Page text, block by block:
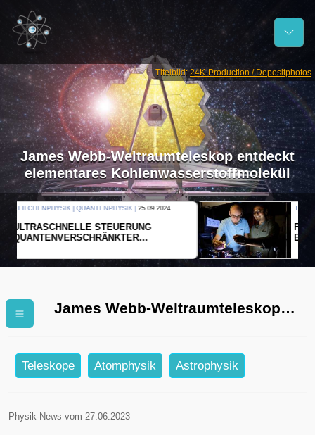
Titelbild:24K-Production / Depositphotos
James Webb-Weltraumteleskop entdeckt
elementares Kohlenwasserstoffmolekül
THERMODYNAMIK | WELLENLEHRE |23.09.2024
FORSCHER ERZEUGEN
EINDIMENSIONALES GAS AUS LICHT
James Webb-Weltraumteleskop
Teleskope Atomphysik Astrophysik
Physik-News vom 27.06.2023